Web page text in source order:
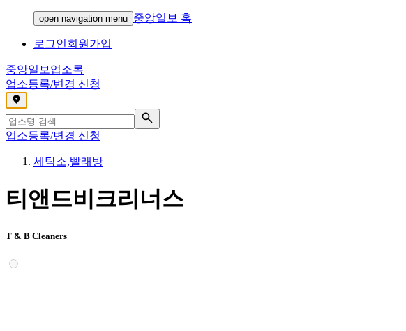
open navigation menu 중앙일보 홈
로그인회원가입
중앙일보 업소록
업소등록/변경 신청
,
업소등록/변경 신청
세탁소,빨래방
티앤드비크리너스
T & B Cleaners